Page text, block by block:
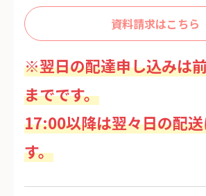
資料請求はこちら
※翌日の配達申し込みは
までです。
17:00以降は翌々日の配
す。